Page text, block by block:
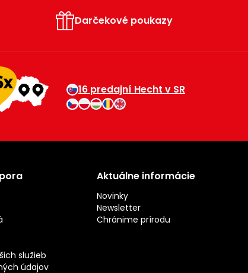
Darčekové poukazy
16 predajní Hecht v SR
služieb
údajov
Aktuálne informácie
Novinky
Newsletter
Chránime prírodu